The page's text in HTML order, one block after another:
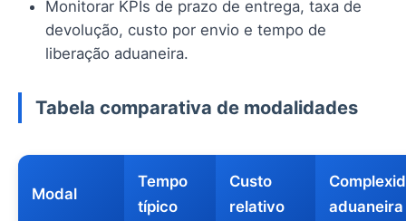
Monitorar KPIs de prazo de entrega, taxa de
devolução, custo por envio e tempo de
liberação aduaneira.
Tabela comparativa de modalidades
Modal
Tempo
típico
Custo
relativo
aduaneira